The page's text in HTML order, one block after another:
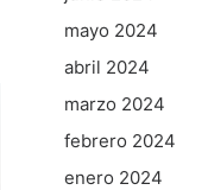
mayo 2024
abril 2024
marzo 2024
febrero 2024
enero 2024